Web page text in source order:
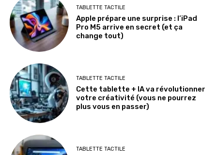
TABLETTE TACTILE
Apple prépare une surprise : l’iPad
Pro M5 arrive en secret (et ça
change tout)
TABLETTE TACTILE
Cette tablette + IA va révolutionner
votre créativité (vous ne pourrez
plus vous en passer)
TABLETTE TACTILE